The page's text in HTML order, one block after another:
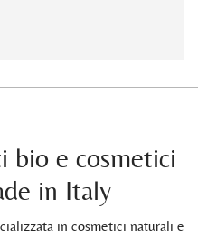
bio e cosmetici
in Italy
in cosmetici naturali e